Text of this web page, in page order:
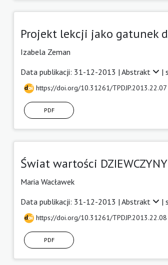
Projekt lekcji jako gatunek
Izabela Zeman
Data publikacji: 31-12-2013 | Abstrakt |
https://doi.org/10.31261/TPDJP.2013.22.07
PDF
Świat wartości
Maria Wacławek
Data publikacji: 31-12-2013 | Abstrakt |
https://doi.org/10.31261/TPDJP.2013.22.08
PDF